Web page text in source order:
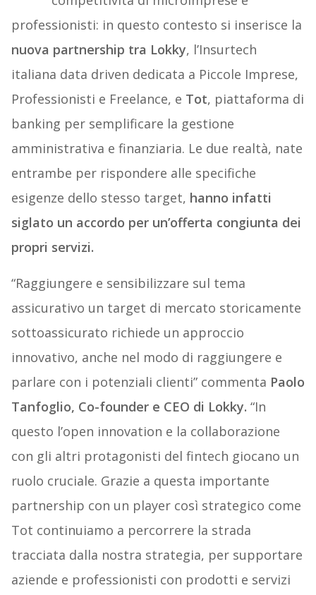
professionisti: in questo contesto si inserisce la
nuova partnership tra Lokky, l’Insurtech
italiana data driven dedicata a Piccole Imprese,
Professionisti e Freelance, e Tot, piattaforma di
banking per semplificare la gestione
amministrativa e finanziaria. Le due realtà, nate
entrambe per rispondere alle specifiche
esigenze dello stesso target, hanno infatti
siglato un accordo per un’offerta congiunta dei
propri servizi.
“Raggiungere e sensibilizzare sul tema
assicurativo un target di mercato storicamente
sottoassicurato richiede un approccio
innovativo, anche nel modo di raggiungere e
parlare con i potenziali clienti” commenta Paolo
Tanfoglio, Co-founder e CEO di Lokky. “In
questo l’open innovation e la collaborazione
con gli altri protagonisti del fintech giocano un
ruolo cruciale. Grazie a questa importante
partnership con un player così strategico come
Tot continuiamo a percorrere la strada
tracciata dalla nostra strategia, per supportare
aziende e professionisti con prodotti e servizi